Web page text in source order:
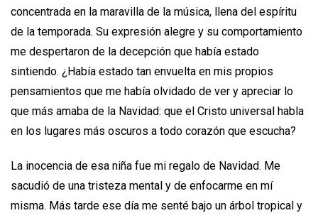
concentrada en la maravilla de la música, llena del espíritu
de la temporada. Su expresión alegre y su comportamiento
me despertaron de la decepción que había estado
sintiendo. ¿Había estado tan envuelta en mis propios
pensamientos que me había olvidado de ver y apreciar lo
que más amaba de la Navidad: que el Cristo universal habla
en los lugares más oscuros a todo corazón que escucha?
La inocencia de esa niña fue mi regalo de Navidad. Me
sacudió de una tristeza mental y de enfocarme en mí
misma. Más tarde ese día me senté bajo un árbol tropical y